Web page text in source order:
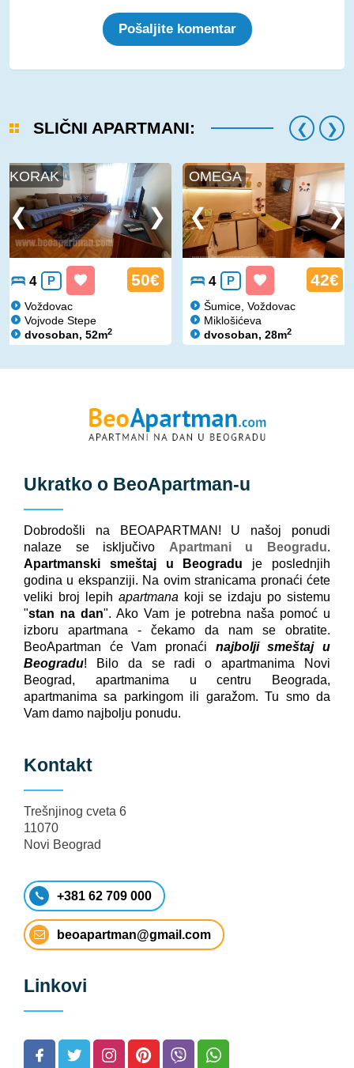
Pošaljite komentar
SLIČNI APARTMANI:
KORAK
4 P 50€
Voždovac
Vojvode Stepe
dvosoban, 52m2
OMEGA
4 P 42€
Šumice, Voždovac
Miklošićeva
dvosoban, 28m2
Ukratko o BeoApartman-u
Dobrodošli na BEOAPARTMAN! U našoj ponudi
nalaze se isključivo Apartmani u Beogradu.
Apartmanski smeštaj u Beogradu je poslednjih
godina u ekspanziji. Na ovim stranicama pronaći ćete
veliki broj lepih apartmana koji se izdaju po sistemu
"stan na dan". Ako Vam je potrebna naša pomoć u
izboru apartmana - čekamo da nam se obratite.
BeoApartman će Vam pronaći najbolji smeštaj u
Beogradu! Bilo da se radi o apartmanima Novi
Beograd, apartmanima u centru Beograda,
apartmanima sa parkingom ili garažom. Tu smo da
Vam damo najbolju ponudu.
Kontakt
Trešnjinog cveta 6
11070
Novi Beograd
+381 62 709 000
beoapartman@gmail.com
Linkovi